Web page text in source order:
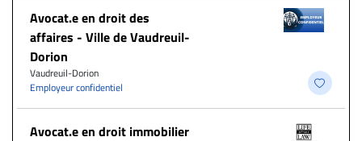
Avocat.e en droit des
affaires - Ville de Vaudreuil-
Dorion
Vaudreuil-Dorion
Employeur confidentiel
Avocat.e en droit immobilier